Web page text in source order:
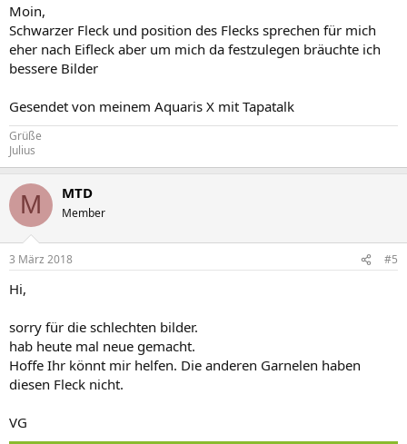
Moin,
Schwarzer Fleck und position des Flecks sprechen für mich
eher nach Eifleck aber um mich da festzulegen bräuchte ich
bessere Bilder
Gesendet von meinem Aquaris X mit Tapatalk
Grüße
Julius
M MTD
Member
3 März 2018 #5
Hi,
sorry für die schlechten bilder.
hab heute mal neue gemacht.
Hoffe Ihr könnt mir helfen. Die anderen Garnelen haben
diesen Fleck nicht.
VG